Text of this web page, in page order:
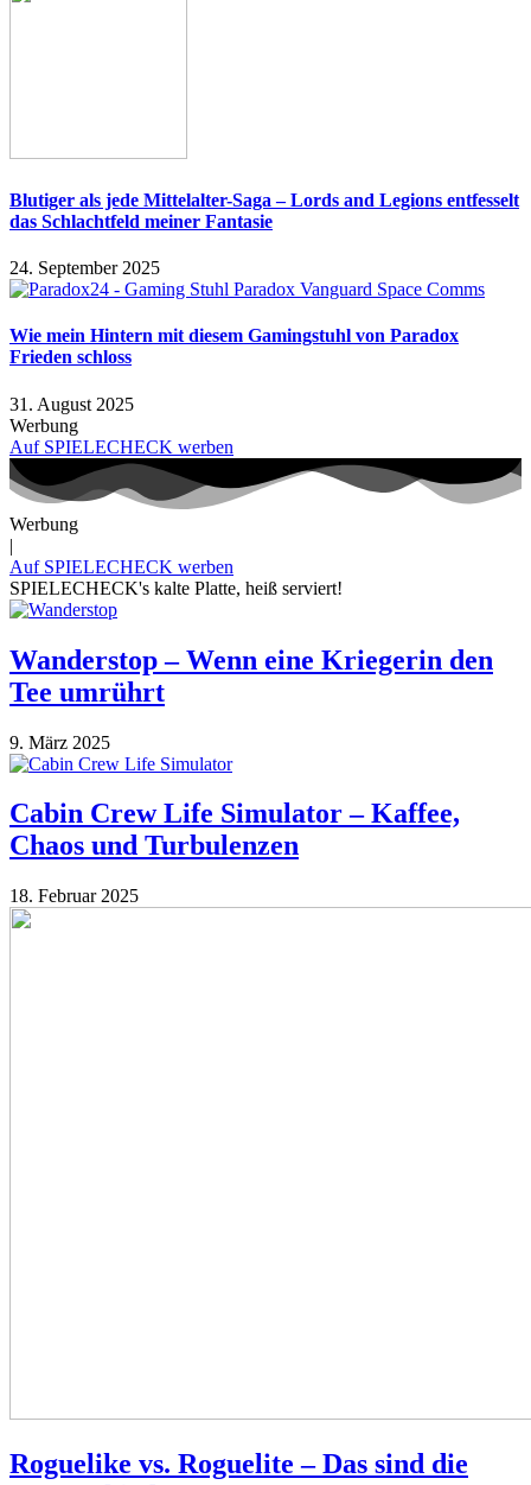
Blutiger als jede Mittelalter-Saga – Lords and Legions entfesselt
das Schlachtfeld meiner Fantasie
24. September 2025
Wie mein Hintern mit diesem Gamingstuhl von Paradox
Frieden schloss
31. August 2025
Werbung
Auf SPIELECHECK werben
Werbung
|
Auf SPIELECHECK werben
SPIELECHECK's kalte Platte, heiß serviert!
Wanderstop – Wenn eine Kriegerin den
Tee umrührt
9. März 2025
Cabin Crew Life Simulator – Kaffee,
Chaos und Turbulenzen
18. Februar 2025
Roguelike vs. Roguelite – Das sind die